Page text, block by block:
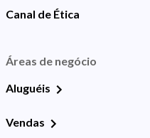
Canal de Ética
Áreas de negócio
Aluguéis
Vendas